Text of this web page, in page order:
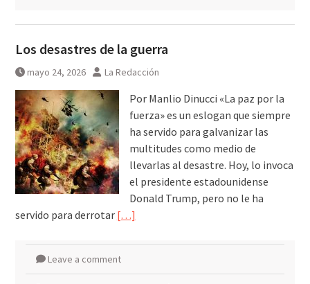
Los desastres de la guerra
mayo 24, 2026 La Redacción
Por Manlio Dinucci «La paz por la
fuerza» es un eslogan que siempre
ha servido para galvanizar las
multitudes como medio de
llevarlas al desastre. Hoy, lo invoca
el presidente estadounidense
Donald Trump, pero no le ha
servido para derrotar […]
Leave a comment